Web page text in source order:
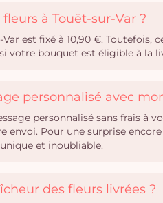
à Touët-sur-Var ?
est fixé à 10,90 €.
votre bouquet est éligible à la
personnalisé avec
personnalisé sans frais à
envoi. Pour une surprise
et inoubliable.
des fleurs livrées ?